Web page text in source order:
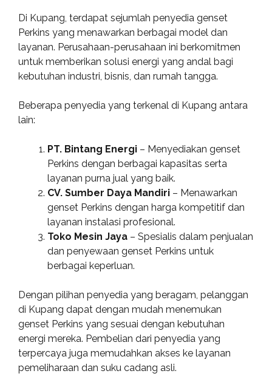
Di Kupang, terdapat sejumlah penyedia genset
Perkins yang menawarkan berbagai model dan
layanan. Perusahaan-perusahaan ini berkomitmen
untuk memberikan solusi energi yang andal bagi
kebutuhan industri, bisnis, dan rumah tangga.
Beberapa penyedia yang terkenal di Kupang antara
lain:
PT. Bintang Energi – Menyediakan genset
Perkins dengan berbagai kapasitas serta
layanan purna jual yang baik.
CV. Sumber Daya Mandiri – Menawarkan
genset Perkins dengan harga kompetitif dan
layanan instalasi profesional.
Toko Mesin Jaya – Spesialis dalam penjualan
dan penyewaan genset Perkins untuk
berbagai keperluan.
Dengan pilihan penyedia yang beragam, pelanggan
di Kupang dapat dengan mudah menemukan
genset Perkins yang sesuai dengan kebutuhan
energi mereka. Pembelian dari penyedia yang
terpercaya juga memudahkan akses ke layanan
pemeliharaan dan suku cadang asli.